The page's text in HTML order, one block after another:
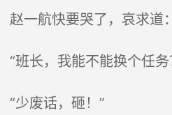
赵一航快要哭了，哀求道：
“班长，我能不能换个任务
“少废话，砸！”